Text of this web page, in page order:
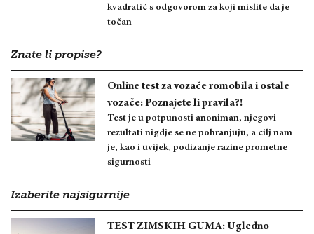
kvadratić s odgovorom za koji mislite da je
točan
Znate li propise?
Online test za vozače romobila i ostale
vozače: Poznajete li pravila?!
Test je u potpunosti anoniman, njegovi
rezultati nigdje se ne pohranjuju, a cilj nam
je, kao i uvijek, podizanje razine prometne
sigurnosti
Izaberite najsigurnije
TEST ZIMSKIH GUMA: Ugledno